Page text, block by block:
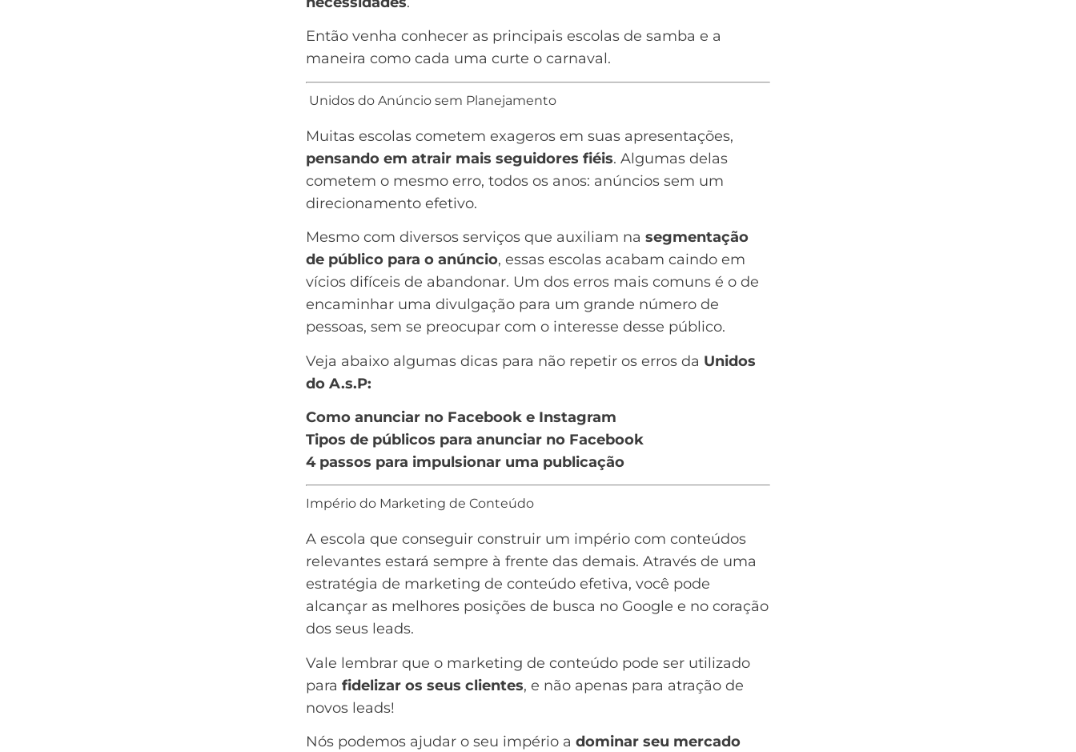
Então venha conhecer as principais escolas de samba e a
maneira como cada uma curte o carnaval.
Unidos do Anúncio sem Planejamento
Muitas escolas cometem exageros em suas apresentações,
pensando em atrair mais seguidores fiéis. Algumas delas
cometem o mesmo erro, todos os anos: anúncios sem um
direcionamento efetivo.
Mesmo com diversos serviços que auxiliam na segmentação
de público para o anúncio, essas escolas acabam caindo em
vícios difíceis de abandonar. Um dos erros mais comuns é o de
encaminhar uma divulgação para um grande número de
pessoas, sem se preocupar com o interesse desse público.
Veja abaixo algumas dicas para não repetir os erros da Unidos
do A.s.P:
Como anunciar no Facebook e Instagram
Tipos de públicos para anunciar no Facebook
4 passos para impulsionar uma publicação
Império do Marketing de Conteúdo
A escola que conseguir construir um império com conteúdos
relevantes estará sempre à frente das demais. Através de uma
estratégia de marketing de conteúdo efetiva, você pode
alcançar as melhores posições de busca no Google e no coração
dos seus leads.
Vale lembrar que o marketing de conteúdo pode ser utilizado
para fidelizar os seus clientes, e não apenas para atração de
novos leads!
Nós podemos ajudar o seu império a dominar seu mercado